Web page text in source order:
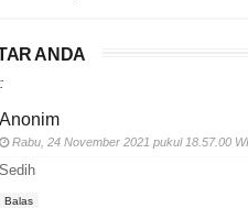
ANDA
Anonim
Rabu, 24 November 2021 pukul 18.57.00
Sedih
Balas